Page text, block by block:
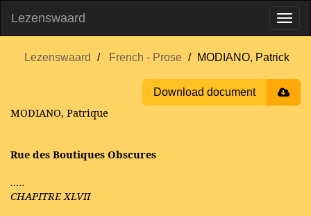
Lezenswaard
Lezenswaard French - Prose MODIANO, Patrick
Download document
MODIANO, Patrique
Rue des Boutiques Obscures
…..
CHAPITRE XLVII